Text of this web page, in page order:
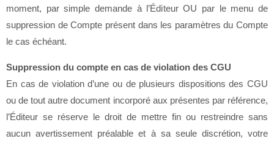
moment, par simple demande à l’Éditeur OU par le menu de
suppression de Compte présent dans les paramètres du Compte
le cas échéant.
Suppression du compte en cas de violation des CGU
En cas de violation d’une ou de plusieurs dispositions des CGU
ou de tout autre document incorporé aux présentes par référence,
l’Éditeur se réserve le droit de mettre fin ou restreindre sans
aucun avertissement préalable et à sa seule discrétion, votre